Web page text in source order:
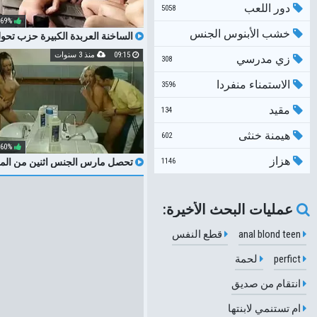
الساخنة العربدة الكبيرة حزب
المراهقين
69%
تحصل مارس الجنس اثنين من
في الحمام
60%
منذ 3 سنوات
دور اللعب 5058
خشب الأبنوس الجنس
الشرجي
76894
زي مدرسي 308
الاستمناء منفردا 3596
مقيد 134
هيمنة خنثى 602
هزاز 1146
عمليات البحث الأخيرة:
قطع النفس
لحمة
انتقام من صديق
ام تستنمي لابنتها